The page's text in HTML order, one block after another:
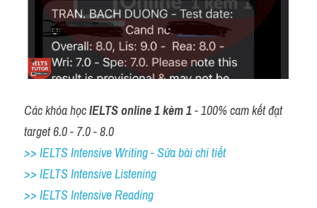
Các khóa học IELTS online 1 kèm 1 - 100% cam kết đạt
target 6.0 - 7.0 - 8.0
>> IELTS Intensive Writing - Sửa bài chi tiết
>> IELTS Intensive Listening
>> IELTS Intensive Reading